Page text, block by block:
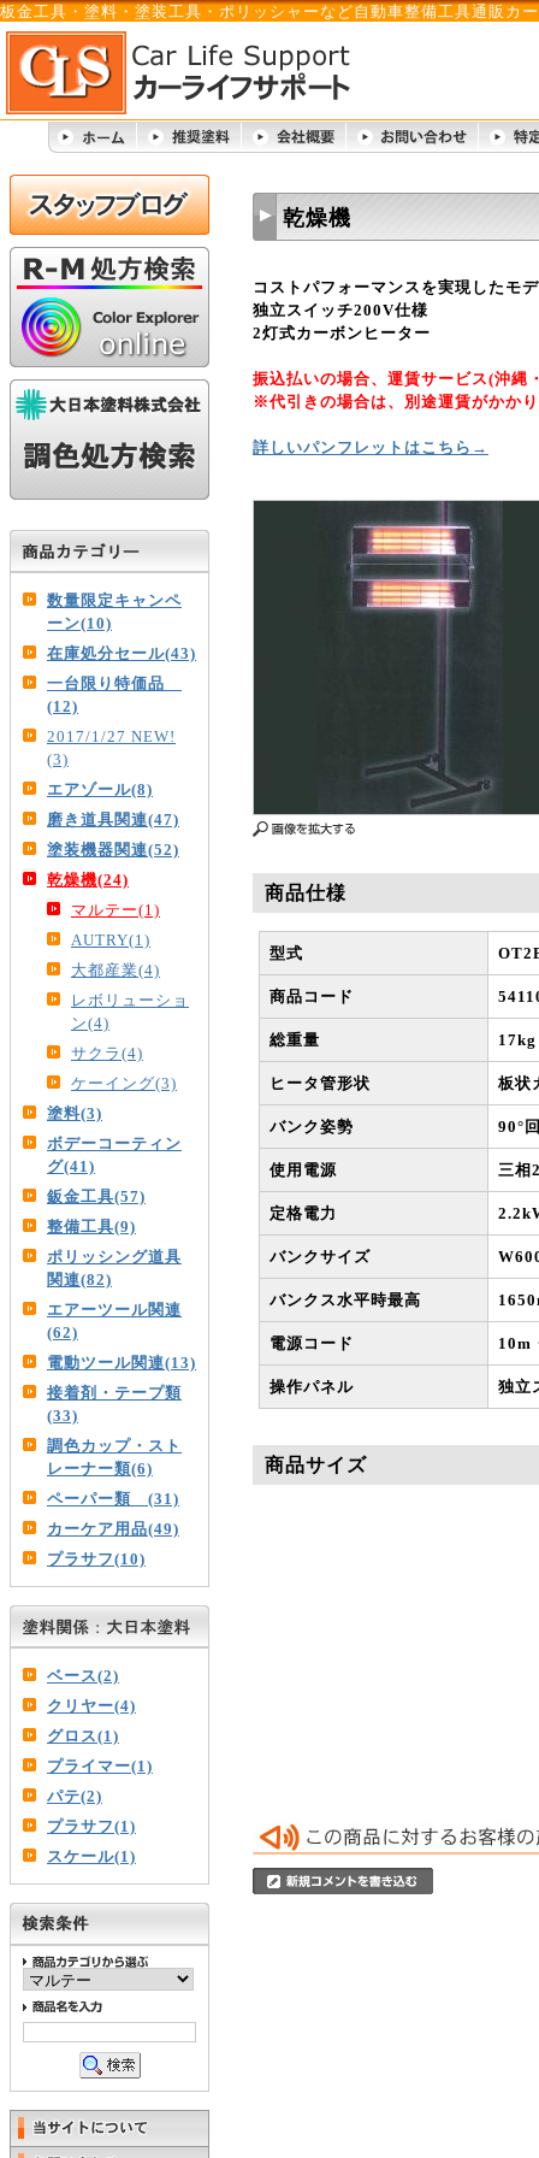
板金工具・塗料・塗装工具・ポリッシャーなど自動車整備工具通販カ
数量限定キャンペ
ーン(10)
在庫処分セール(43)
一台限り特価品
(12)
2017/1/27 NEW!
(3)
エアゾール(8)
磨き道具関連(47)
塗装機器関連(52)
乾燥機(24)
マルテー(1)
AUTRY(1)
大都産業(4)
レボリューショ
ン(4)
サクラ(4)
ケーイング(3)
塗料(3)
ボデーコーティン
グ(41)
鈑金工具(57)
整備工具(9)
ポリッシング道具
関連(82)
エアーツール関連
(62)
電動ツール関連(13)
接着剤・テープ類
(33)
調色カップ・スト
レーナー類(6)
ペーパー類 (31)
カーケア用品(49)
プラサフ(10)
ベース(2)
クリヤー(4)
グロス(1)
プライマー(1)
パテ(2)
プラサフ(1)
スケール(1)
乾燥機
コストパフォーマンスを実現したモ
独立スイッチ200V仕様
2灯式カーボンヒーター
振込払いの場合、運賃サービス(沖縄
※代引きの場合は、別途運賃がかか
詳しいパンフレットはこちら→
商品仕様
型式
商品コード
総重量 17kg
ヒータ管形状 板状
バンク姿勢 90°
使用電源 三相
定格電力
バンクサイズ
バンクス水平時最高
電源コード 10m
操作パネル 独立
商品サイズ